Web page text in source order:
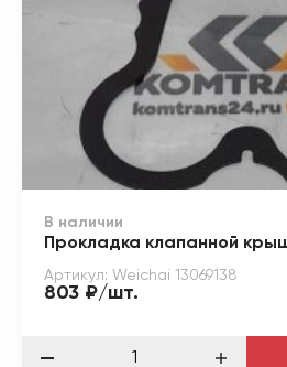
В наличии
Прокладка клапанной
Артикул: Weichai 13069138
803 ₽/шт.